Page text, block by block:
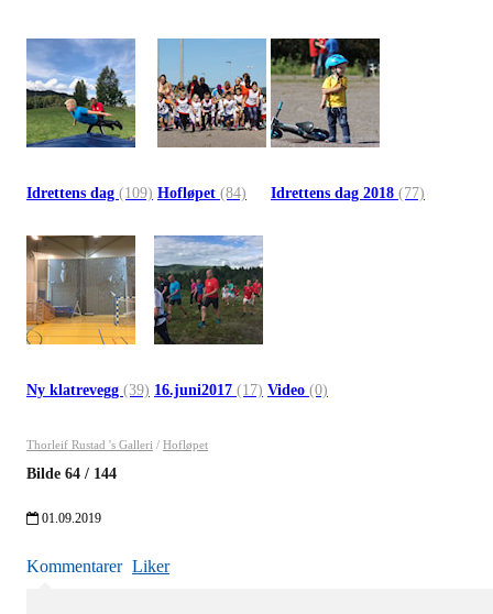
Idrettens dag (109) Hofløpet (84) Idrettens dag 2018 (77)
Ny klatrevegg (39) 16.juni2017 (17) Video (0)
Thorleif Rustad 's Galleri / Hofløpet
Bilde 64 / 144
01.09.2019
Kommentarer Liker